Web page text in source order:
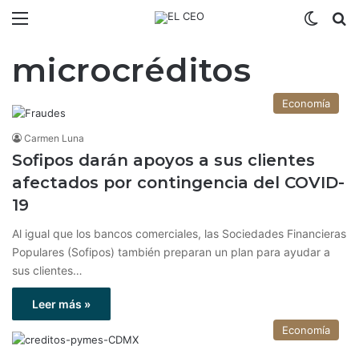
microcréditos
Economía
Carmen Luna
Sofipos darán apoyos a sus clientes
afectados por contingencia del COVID-
19
Al igual que los bancos comerciales, las Sociedades Financieras
Populares (Sofipos) también preparan un plan para ayudar a
sus clientes…
Leer más »
Economía